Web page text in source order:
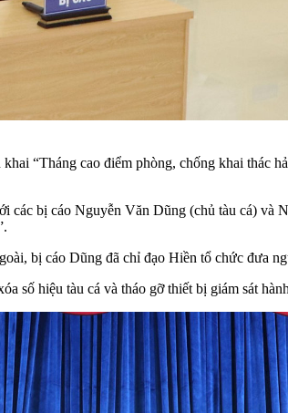
“Tháng cao điểm phòng, chống khai thác
bị cáo Nguyễn Văn Dũng (chủ tàu cá) và
bị cáo Dũng đã chỉ đạo Hiền tổ chức đưa
số hiệu tàu cá và tháo gỡ thiết bị giám sát